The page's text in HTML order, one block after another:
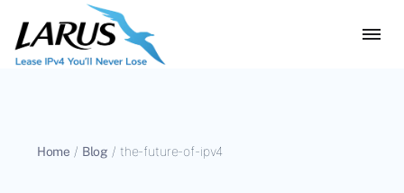
Home / Blog / the-future-of-ipv4